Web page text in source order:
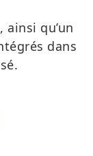
qu’un
dans